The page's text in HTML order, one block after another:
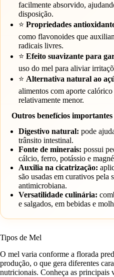
facilmente absorvido,
disposição.
⭐Propriedades
como flavonoides que
radicais livres.
⭐Efeito suavizante para
uso do mel para aliviar
⭐ Alternativa natural ao
alimentos com aporte
relativamente menor.
Outros benefícios
Digestivo natural: pode
trânsito intestinal.
Fonte de minerais: possui
cálcio, ferro, potássio e
Auxilia na cicatrização:
são usadas em curativos pela
antimicrobiana.
Versatilidade culinária:
e salgados, em bebidas e
Tipos de Mel
O mel varia conforme a florada
produção, o que gera diferentes
nutricionais. Conheça as principais